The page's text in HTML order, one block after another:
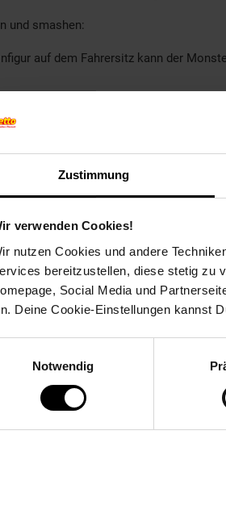
Zustimmung
verwenden Cookies!
nutzen Cookies und andere
bereitzustellen, diese stetig zu
Social Media und
Deine Cookie-Einstellungen kannst
Notwendig
und smashen:
auf dem Fahrersitz kann der
unter 3 Jahren, enthält Kleinteile,
Reisen TV-Shop